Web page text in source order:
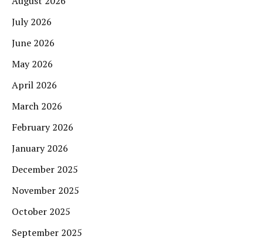
July 2026
June 2026
May 2026
April 2026
March 2026
February 2026
January 2026
December 2025
November 2025
October 2025
September 2025